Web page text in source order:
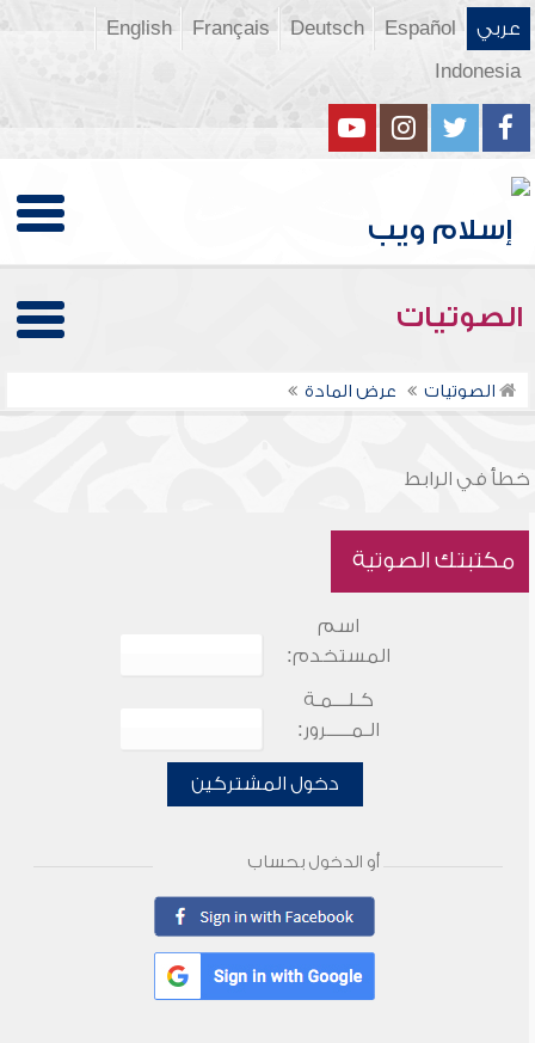
عربي Español
Deutsch
Français
English
Indonesia
الصوتيات
الصوتيات عرض المادة
خطأ في الرابط
مكتبتك الصوتية
اسم
المستخدم:
كـلـــمـة
الـمـــــرور:
دخول المشتركين
أو الدخول بحساب